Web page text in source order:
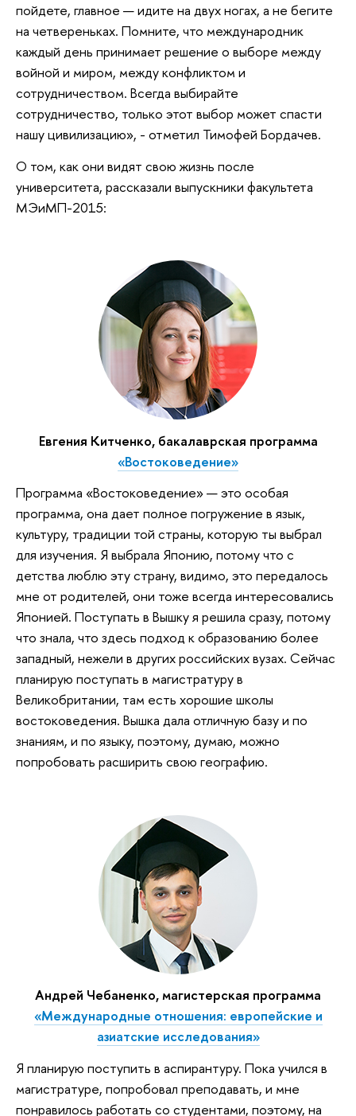
пойдете, главное — идите на двух ногах, а не бегите
на четвереньках. Помните, что международник
каждый день принимает решение о выборе между
войной и миром, между конфликтом и
сотрудничеством. Всегда выбирайте
сотрудничество, только этот выбор может спасти
нашу цивилизацию», - отметил Тимофей Бордачев.
О том, как они видят свою жизнь после
университета, рассказали выпускники факультета
МЭиМП-2015:
Евгения Китченко, бакалаврская программа
«Востоковедение»
Программа «Востоковедение» — это особая
программа, она дает полное погружение в язык,
культуру, традиции той страны, которую ты выбрал
для изучения. Я выбрала Японию, потому что с
детства люблю эту страну, видимо, это передалось
мне от родителей, они тоже всегда интересовались
Японией. Поступать в Вышку я решила сразу, потому
что знала, что здесь подход к образованию более
западный, нежели в других российских вузах. Сейчас
планирую поступать в магистратуру в
Великобритании, там есть хорошие школы
востоковедения. Вышка дала отличную базу и по
знаниям, и по языку, поэтому, думаю, можно
попробовать расширить свою географию.
Андрей Чебаненко, магистерская программа
«Международные отношения: европейские и
азиатские исследования»
Я планирую поступить в аспирантуру. Пока учился в
магистратуре, попробовал преподавать, и мне
понравилось работать со студентами, поэтому, на